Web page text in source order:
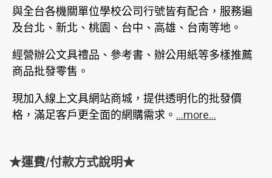
與全台各機關單位學校公司行號皆有配合，服務遍
及台北、新北、桃園、台中、高雄、台南等地。
經營辦公文具禮品、參考書、辦公用紙等多樣推薦
商品批發零售。
現加入線上文具網站商城，提供透明化的批發價
格，滿足客戶更全面的網購需求。 ...more...
★運費/付款方式說明★